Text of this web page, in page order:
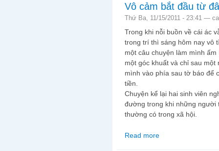
Vô cảm bắt đầu từ
Thứ Ba, 11/15/2011 - 23:41 —
Trong khi nỗi buồn về cái ác
trong trí thì sáng hôm nay vô
một câu chuyện làm mình
một góc khuất và chỉ sau
mình vào phía sau tờ báo để
tiền.
Chuyện kể lại hai sinh viên
đường trong khi những người
thường có trong xã hội.
Read more